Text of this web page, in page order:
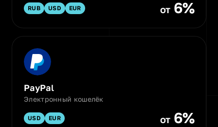
RUB USD EUR от6%
PayPal
Электронный кошелёк
USD EUR от6%